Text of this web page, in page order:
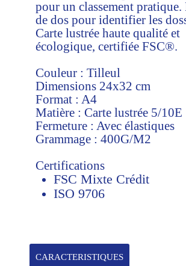
pour un classement
de dos pour identifier les
Carte lustrée haute qualité et
écologique, certifiée FSC®.
Couleur : Tilleul
Dimensions 24x32 cm
Format : A4
Matière : Carte lustrée 5/10E
Fermeture : Avec élastiques
Grammage : 400G/M2
Certifications
FSC Mixte Crédit
ISO 9706
CARACTERISTIQUES